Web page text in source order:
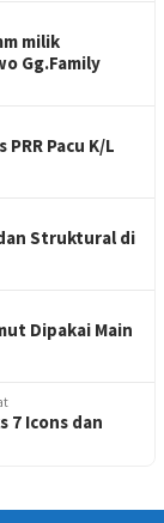
milik
Gg.Family
Pacu K/L
Struktural di
Dipakai Main
7 Icons dan